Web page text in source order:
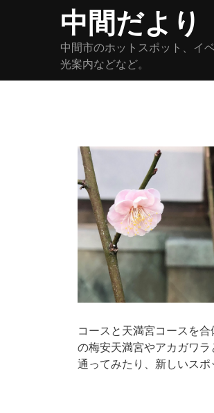
中間だより
中間市のホットスポット、イ
光案内などなど。
コースと天満宮コースを
の梅安天満宮やアカガワ
通ってみたり、新しいス